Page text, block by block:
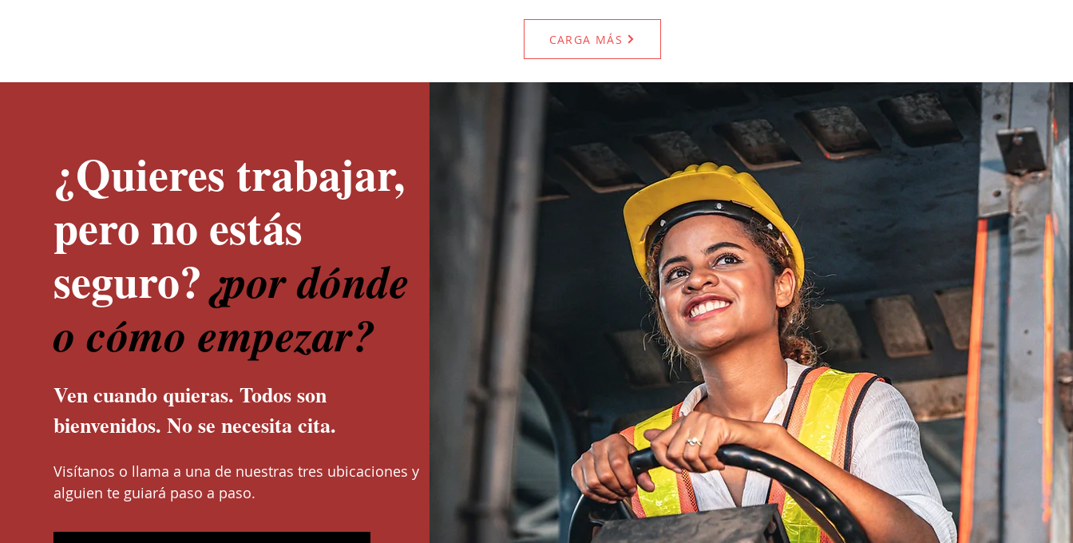
CARGA MÁS
¿Quieres trabajar,
pero no estás
seguro?¿por dónde
o cómo empezar?
Ven cuando quieras. Todos son
bienvenidos. No se necesita cita.
Visítanos o llama a una de nuestras tres ubicaciones y
alguien te guiará paso a paso.